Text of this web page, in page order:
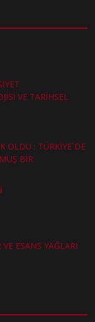
VE TARİHSEL
OLDU : TÜRKİYE´DE
BİR
ESANS YAĞLARI